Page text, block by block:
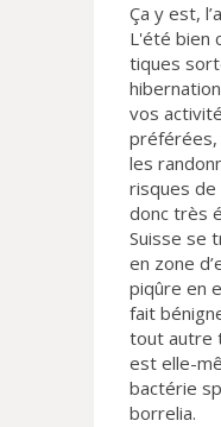
Ça y est,
L'été bien
tiques
vos
préférées,
les
risques
donc très
Suisse se
en zone
piqûre en
fait
tout autre
est elle-
bactérie
borrelia.